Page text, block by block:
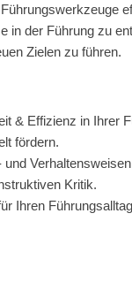
in der Führung zu
Zielen zu führen.
& Effizienz in Ihrer
fördern.
Kritik.
Ihren